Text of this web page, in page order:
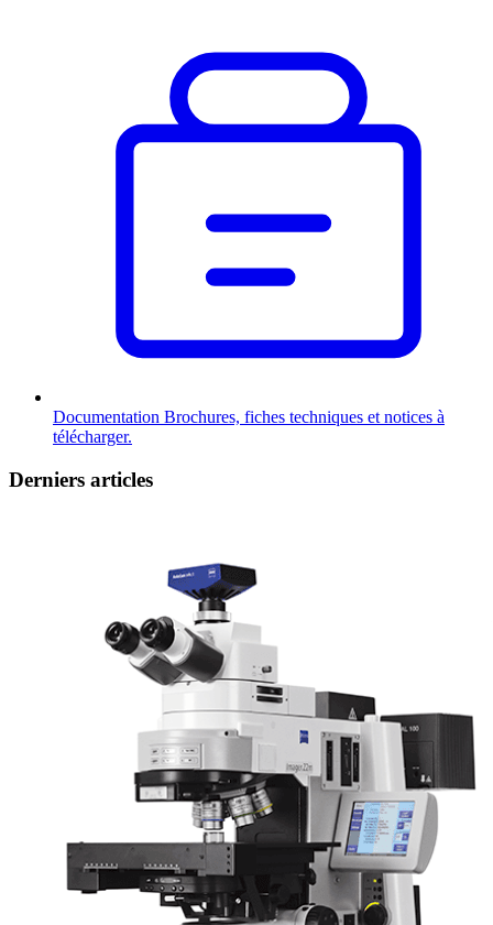
Documentation Brochures, fiches techniques et notices à
télécharger.
Derniers articles